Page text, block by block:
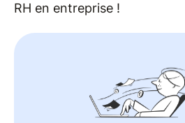
RH en entreprise !